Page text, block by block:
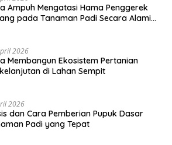
Ampuh Mengatasi Hama Penggerek
pada Tanaman Padi Secara Alami
2026
Membangun Ekosistem Pertanian
di Lahan Sempit
2026
dan Cara Pemberian Pupuk Dasar
Padi yang Tepat